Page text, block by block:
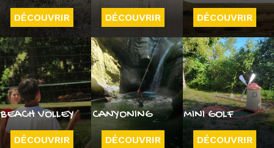
DÉCOUVRIR DÉCOUVRIR DÉCOUVRIR
BEACH VOLLEY
DÉCOUVRIR
CANYONING
DÉCOUVRIR
MINI GOLF
DÉCOUVRIR